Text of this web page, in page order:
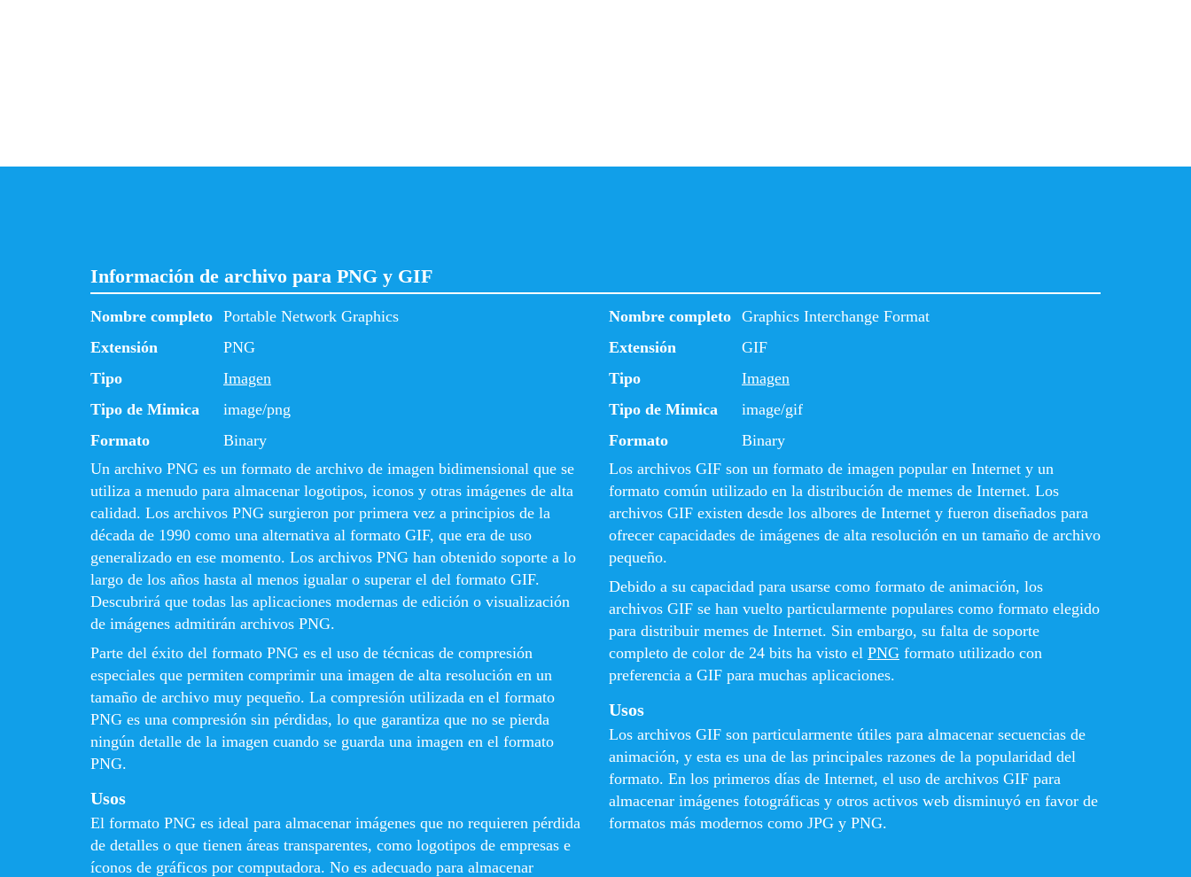
Información de archivo para PNG y GIF
Nombre completo Portable Network Graphics
Extensión
PNG
Tipo
Imagen
Tipo de Mimica
image/png
Formato
Binary
Un archivo PNG es un formato de archivo de imagen bidimensional que se
utiliza a menudo para almacenar logotipos, iconos y otras imágenes de alta
calidad. Los archivos PNG surgieron por primera vez a principios de la
década de 1990 como una alternativa al formato GIF, que era de uso
generalizado en ese momento. Los archivos PNG han obtenido soporte a lo
largo de los años hasta al menos igualar o superar el del formato GIF.
Descubrirá que todas las aplicaciones modernas de edición o visualización
de imágenes admitirán archivos PNG.
Parte del éxito del formato PNG es el uso de técnicas de compresión
especiales que permiten comprimir una imagen de alta resolución en un
tamaño de archivo muy pequeño. La compresión utilizada en el formato
PNG es una compresión sin pérdidas, lo que garantiza que no se pierda
ningún detalle de la imagen cuando se guarda una imagen en el formato
PNG.
Usos
El formato PNG es ideal para almacenar imágenes que no requieren pérdida
de detalles o que tienen áreas transparentes, como logotipos de empresas e
íconos de gráficos por computadora. No es adecuado para almacenar
Nombre completo Graphics Interchange Format
Extensión
GIF
Tipo
Imagen
Tipo de Mimica
image/gif
Formato
Binary
Los archivos GIF son ​​un formato de imagen popular en Internet y un
formato común utilizado en la distribución de memes de Internet. Los
archivos GIF existen desde los albores de Internet y fueron diseñados para
ofrecer capacidades de imágenes de alta resolución en un tamaño de archivo
pequeño.
Debido a su capacidad para usarse como formato de animación, los
archivos GIF se han vuelto particularmente populares como formato elegido
para distribuir memes de Internet. Sin embargo, su falta de soporte
completo de color de 24 bits ha visto el PNG formato utilizado con
preferencia a GIF para muchas aplicaciones.
Usos
Los archivos GIF son ​​particularmente útiles para almacenar secuencias de
animación, y esta es una de las principales razones de la popularidad del
formato. En los primeros días de Internet, el uso de archivos GIF para
almacenar imágenes fotográficas y otros activos web disminuyó en favor de
formatos más modernos como JPG y PNG.